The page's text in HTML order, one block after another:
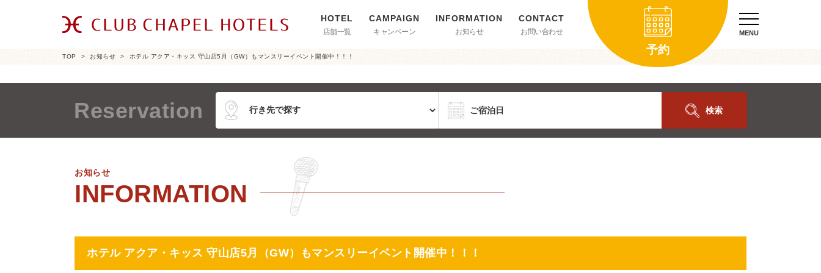
店舗一覧 キャンペーン お知らせ お問い合わせ
予約
MENU
TOP お知らせ ホテル アクア・キッス 守山店5月（GW）もマンスリーイベント開催中！！！
Reservation 検索
お知らせ
ホテル アクア・キッス 守山店5月（GW）もマンスリーイベント開催中！！！